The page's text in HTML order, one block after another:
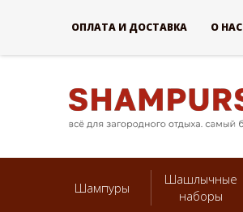
Шампуры
Шашлычные
наборы
ОПЛАТА И ДОСТАВКА О НАС